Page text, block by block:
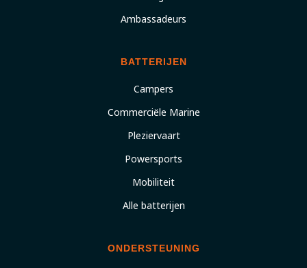
Ambassadeurs
BATTERIJEN
Campers
Commerciële Marine
Pleziervaart
Powersports
Mobiliteit
Alle batterijen
ONDERSTEUNING